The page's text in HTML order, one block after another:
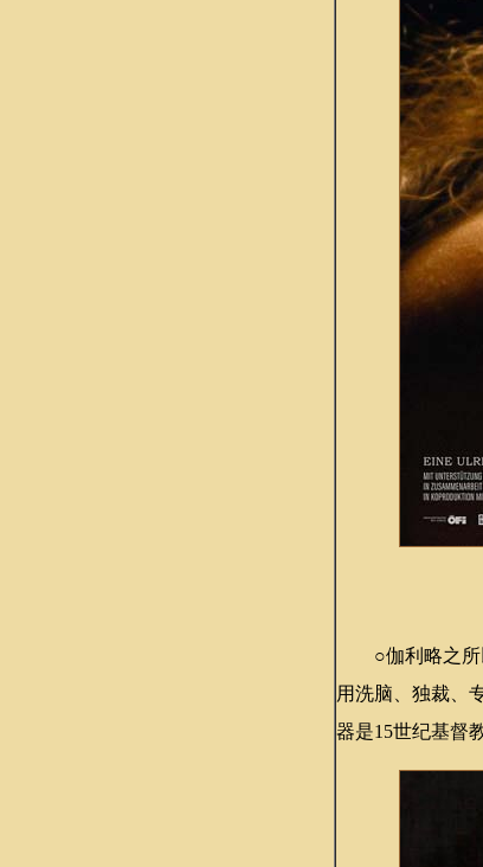
○伽利略之所以
用洗脑、独裁、
器是15世纪基督